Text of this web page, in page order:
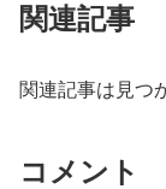
関連記事
関連記事は見つ
コメント